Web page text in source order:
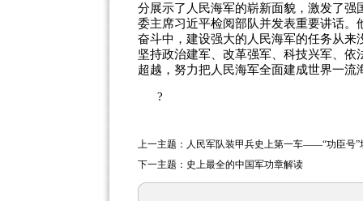
分展示了人民海军的崭新面貌，激发了
委主席习近平检阅部队并发表重要讲话
奋斗中，建设强大的人民海军的任务从
坚持政治建军、改革强军、科技兴军、
超越，努力把人民海军全面建成世界一流
?
上一主题： 人民军队装甲兵史上第一车——“功臣号”
下一主题： 史上最全的中国军功章解读